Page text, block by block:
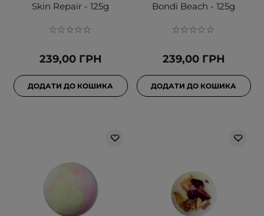
Skin Repair - 125g
239,00 ГРН
ДОДАТИ ДО КОШИКА
Bondi Beach - 125g
239,00 ГРН
ДОДАТИ ДО КОШИКА